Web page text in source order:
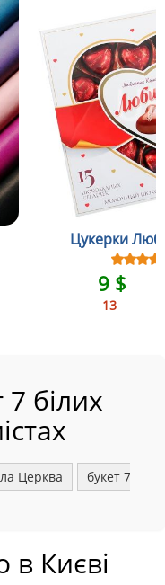
Цукерки
9 $
13
білих
Церква букет 7
в Києві